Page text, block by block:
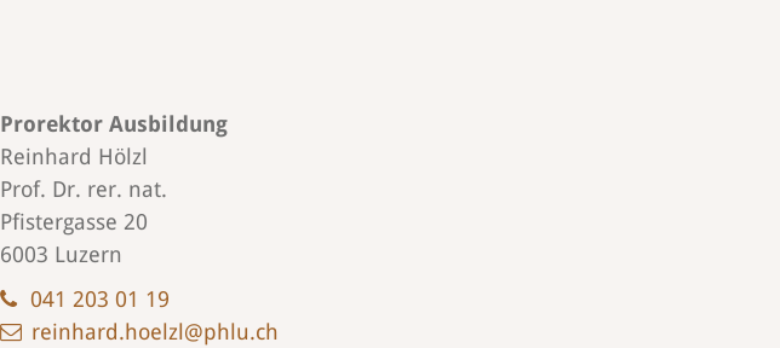
Prorektor Ausbildung
Reinhard Hölzl
Prof. Dr. rer. nat.
Pfistergasse 20
6003 Luzern
041 203 01 19
reinhard.hoelzl@phlu.ch